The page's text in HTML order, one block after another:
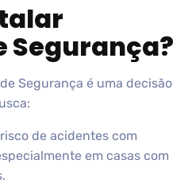
Segurança?
Segurança é uma decisão
de acidentes com
em casas com